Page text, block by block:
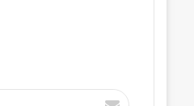
أدخل